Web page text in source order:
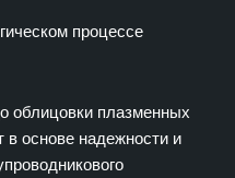
применяются к
компонентам?
выборе кварцевого
заводах
облицовки плазменных
в основе надежности и